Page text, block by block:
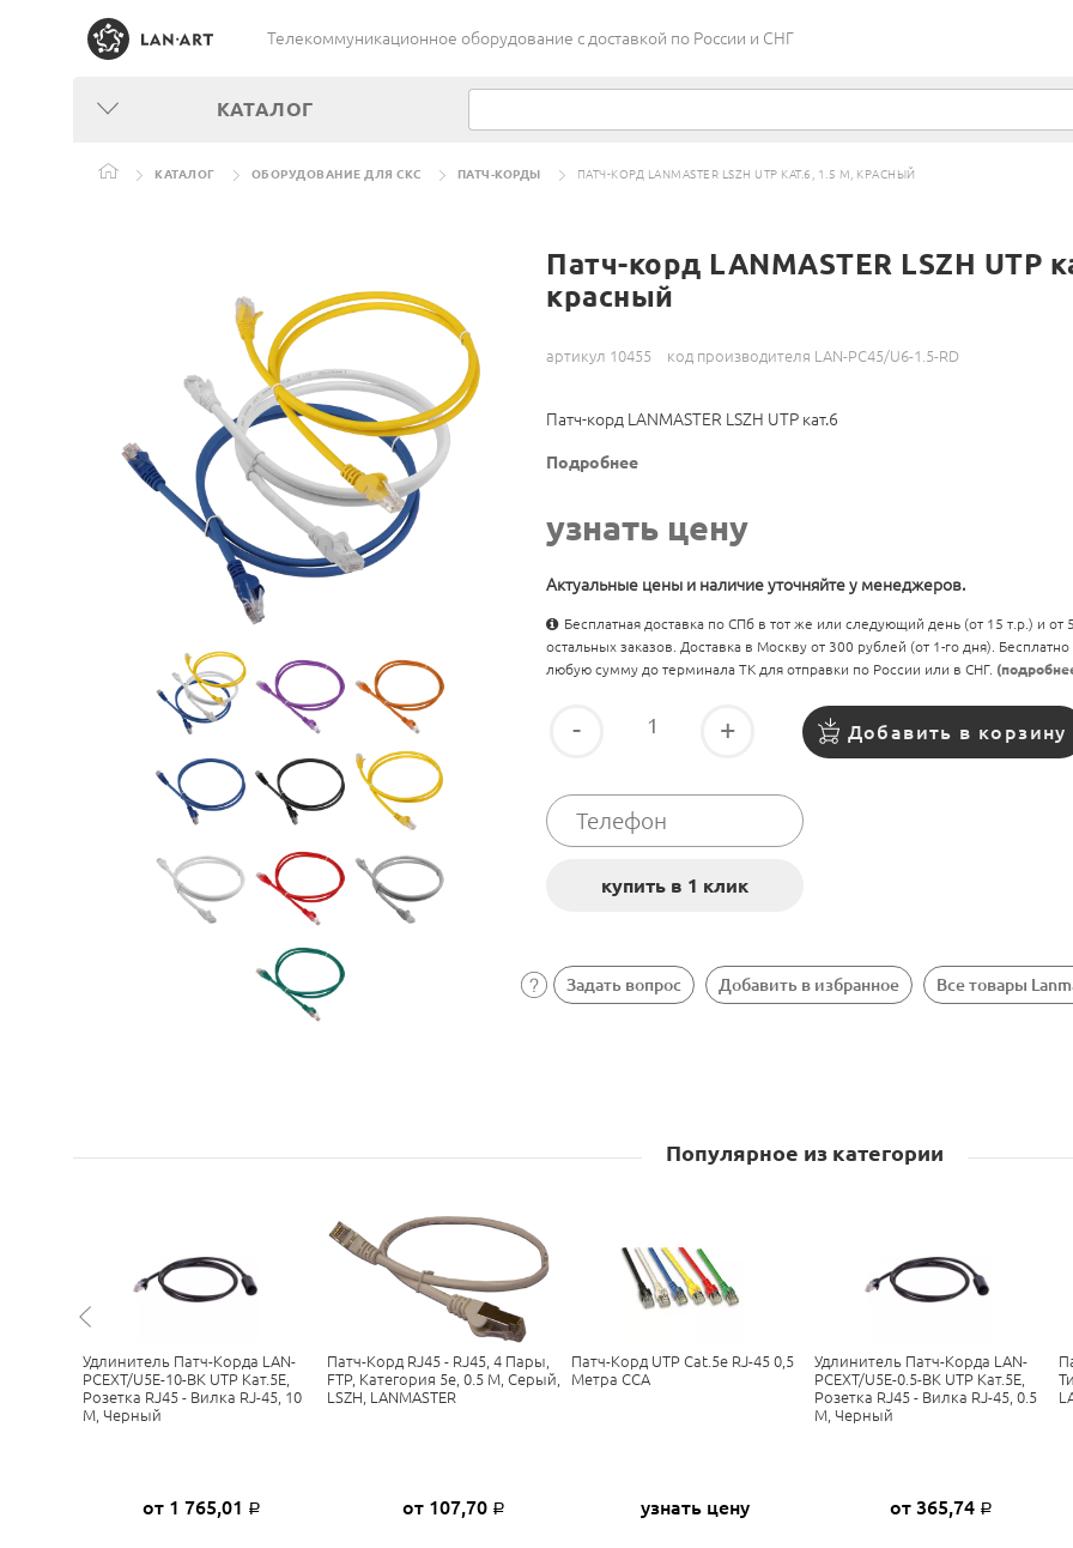
Телекоммуникационное оборудование c доставкой по России и СНГ
КАТАЛОГ
КАТАЛОГ ОБОРУДОВАНИЕ ДЛЯ СКС ПАТЧ-КОРДЫ ПАТЧ-КОРД LANMASTER LSZH UTP КАТ.6, 1.5 М, КРАСНЫЙ
Патч-корд LANMASTER LSZH UTP
красный
артикул 10455 код производителя LAN-PC45/U6-1.5-RD
Патч-корд LANMASTER LSZH UTP кат.6
Подробнее
узнать цену
Актуальные цены и наличие уточняйте у менеджеров.
Бесплатная доставка по СПб в тот же или следующий день (от 15 т.р.) и от
остальных заказов. Доставка в Москву от 300 рублей (от 1-го дня).
любую сумму до терминала ТК для отправки по России или в СНГ.
- + Добавить в корзину
Задать вопрос Добавить в избранное Все товары
Популярное из категории
Удлинитель Патч-Корда LAN-
PCEXT/U5E-10-BK UTP Кат.5E,
Розетка RJ45 - Вилка RJ-45, 10
М, Черный
от 1 765,01 Р
Патч-Корд RJ45 - RJ45, 4 Пары,
FTP, Категория 5е, 0.5 М, Серый,
LSZH, LANMASTER
от 107,70 Р
Патч-Корд UTP Cat.5e RJ-45 0,5
Метра CCA
узнать цену
Удлинитель Патч-Корда LAN-
PCEXT/U5E-0.5-BK UTP Кат.5E,
Розетка RJ45 - Вилка RJ-45, 0.5
М, Черный
от 365,74 Р